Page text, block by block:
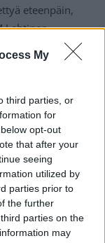
My
third parties, or
for
opt-out
that after your
seeing
utilized by
parties prior to
the further
parties on the
may
eteenpäin,
Lehtinen